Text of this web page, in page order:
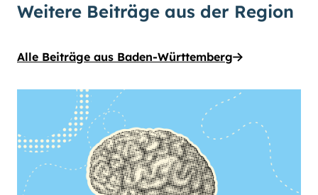
Weitere Beiträge aus der Region
Alle Beiträge aus Baden-Württemberg